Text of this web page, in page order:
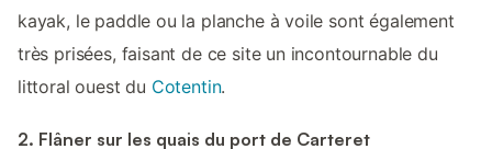
kayak, le paddle ou la planche à voile sont également
très prisées, faisant de ce site un incontournable du
littoral ouest du Cotentin.
2. Flâner sur les quais du port de Carteret